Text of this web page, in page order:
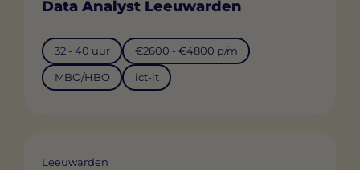
Data Analyst Leeuwarden
32 - 40 uur €2600 - €4800 p/m
MBO/HBO ict-it
Leeuwarden